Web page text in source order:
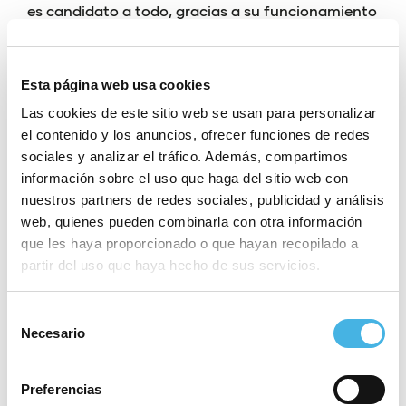
Esta página web usa cookies
Las cookies de este sitio web se usan para personalizar
el contenido y los anuncios, ofrecer funciones de redes
sociales y analizar el tráfico. Además, compartimos
información sobre el uso que haga del sitio web con
nuestros partners de redes sociales, publicidad y análisis
web, quienes pueden combinarla con otra información
que les haya proporcionado o que hayan recopilado a
partir del uso que haya hecho de sus servicios.
Necesario
Preferencias
es candidato a todo, gracias a su funcionamiento
durante las últimas semanas.
A fondo con el momento clave del
CBM Elche
Si somos nosotras mismas,
tenemos muchas opciones de
Joaquín Rocamora